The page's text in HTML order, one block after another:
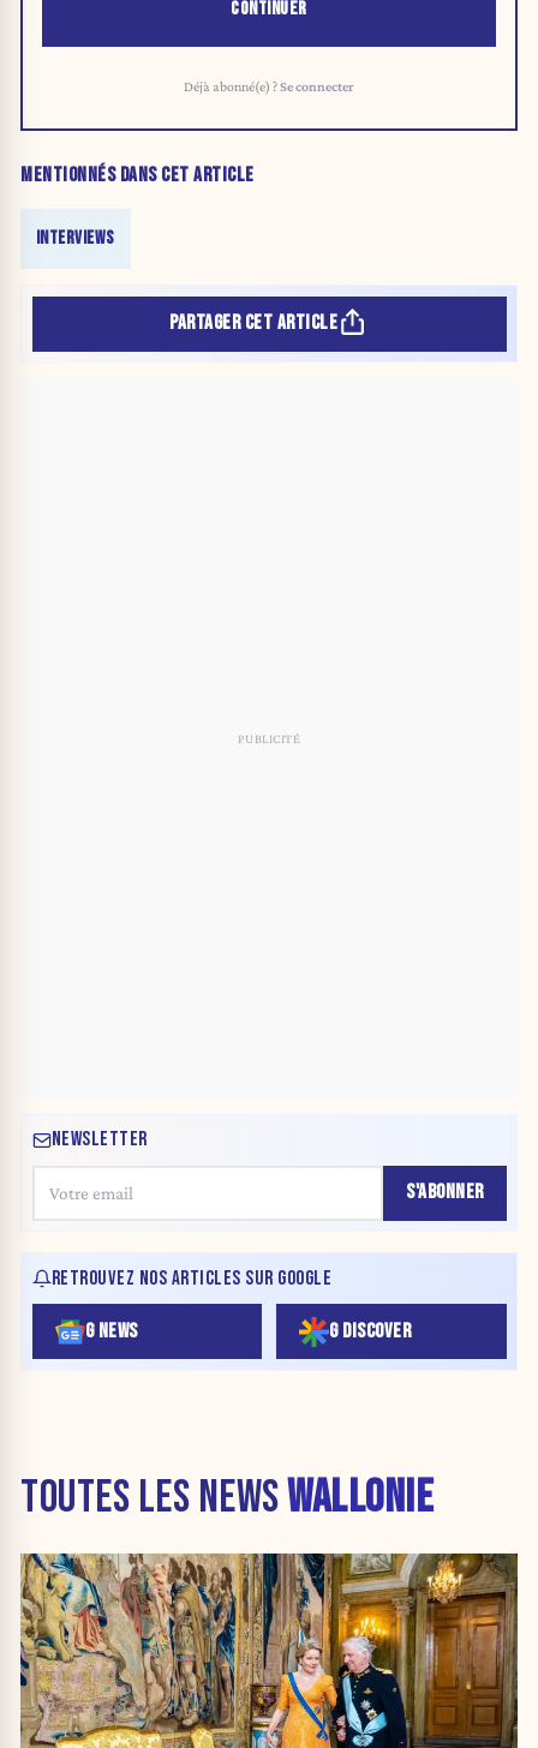
CONTINUER
Déjà abonné(e) ?Se connecter
MENTIONNÉS DANS CET ARTICLE
INTERVIEWS
PARTAGER CET ARTICLE
NEWSLETTER
S'ABONNER
RETROUVEZ NOS ARTICLES SUR GOOGLE
G NEWS G DISCOVER
TOUTES LES NEWSWALLONIE